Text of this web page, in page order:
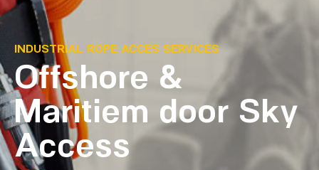
INDUSTRIAL ROPE ACCES SERVICES
Offshore &
Maritiem door Sky
Access